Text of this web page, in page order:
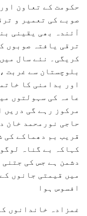
حکومت کے تعاون
صوبے کی تعمیر و
آئندہ بھی یقینی
ترقی یافتہ صوبوں
کریگی۔ نئے سال
بلوچستان سے غربت
اور بدامنی کا
عامہ کی سہولتوں
مرکوز رہے گی دریں
حاجی نورمحمد خان
قریب بم دھماکے کی
کہاکہ بے گناہ
دشمن ہے جس کی جتنی
میں قیمتی جانوں
افسوس ہوا
غمزادہ خاندانوں